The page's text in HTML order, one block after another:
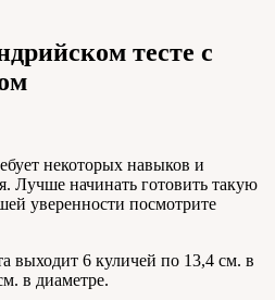
тесте с
некоторых навыков и
Лучше начинать готовить такую
уверенности посмотрите
выходит 6 куличей по 13,4 см. в
в диаметре.